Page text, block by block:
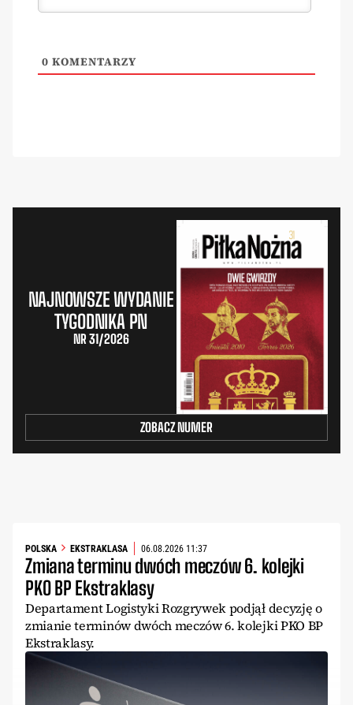
0 KOMENTARZY
NAJNOWSZE WYDANIE
TYGODNIKA PN
NR 31/2026
ZOBACZ NUMER
POLSKA EKSTRAKLASA 06.08.2026 11:37
Zmiana terminu dwóch meczów 6. kolejki
PKO BP Ekstraklasy
Departament Logistyki Rozgrywek podjął decyzję o
zmianie terminów dwóch meczów 6. kolejki PKO BP
Ekstraklasy.